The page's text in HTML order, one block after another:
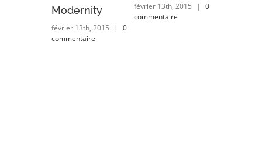
Modernity
février 13th, 2015 |
0
commentaire
février 13th, 2015 |
0
commentaire